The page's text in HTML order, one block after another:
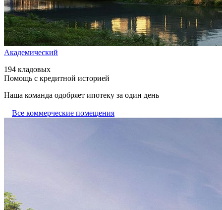
Академический
194 кладовых
Помощь с кредитной историей
Наша команда одобряет ипотеку за один день
Все коммерческие помещения